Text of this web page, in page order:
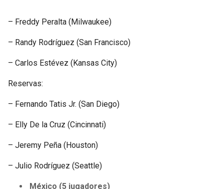
– Freddy Peralta (Milwaukee)
– Randy Rodríguez (San Francisco)
– Carlos Estévez (Kansas City)
Reservas:
– Fernando Tatis Jr. (San Diego)
– Elly De la Cruz (Cincinnati)
– Jeremy Peña (Houston)
– Julio Rodríguez (Seattle)
México (5 jugadores)